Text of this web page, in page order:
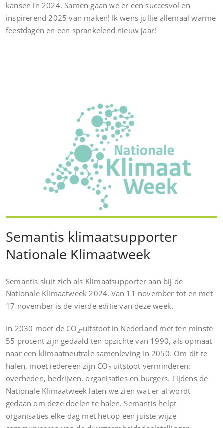
kansen in 2024. Samen gaan we er een succesvol en
inspirerend 2025 van maken! Ik wens jullie allemaal warme
feestdagen en een sprankelend nieuw jaar!
Semantis klimaatsupporter
Nationale Klimaatweek
Semantis sluit zich als Klimaatsupporter aan bij de
Nationale Klimaatweek 2024. Van 11 november tot en met
17 november is de vierde editie van deze week.
In 2030 moet de CO 2-uitstoot in Nederland met ten minste
55 procent zijn gedaald ten opzichte van 1990, als opmaat
naar een klimaatneutrale samenleving in 2050. Om dit te
halen, moet iedereen zijn CO 2-uitstoot verminderen:
overheden, bedrijven, organisaties en burgers. Tijdens de
Nationale Klimaatweek laten we zien wat er al wordt
gedaan om deze doelen te halen. Semantis helpt
organisaties elke dag met het op een juiste wijze